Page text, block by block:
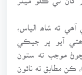
ته شاھ الياس،
آيو پر جيڪي
موجب ته ستون
کان ٧٩٩ھ تائين)، ڪن مطابق ته نائون